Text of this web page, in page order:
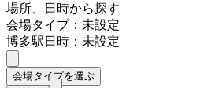
場所、日時から探す
会場タイプ：未設定
博多駅日時：未設定
会場タイプを選ぶ